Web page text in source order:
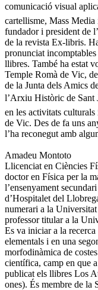
comunicació visual
cartellisme, Mass Media
fundador i president de
de la revista Ex-libris.
pronunciat
llibres. També ha estat
Temple Romà de Vic,
de la Junta dels Amics
l’Arxiu Històric de Sant
en les activitats
de Vic. Des de fa uns
l’ha reconegut amb
Amadeu Montoto
Llicenciat en Ciències
doctor en Física per la
l’ensenyament
d’Hospitalet del
numerari a la
professor titular a la
Es va iniciar a la
elementals i en una
morfodinàmica de
científica, camp en que
publicat els llibres Los
ones). És membre de la